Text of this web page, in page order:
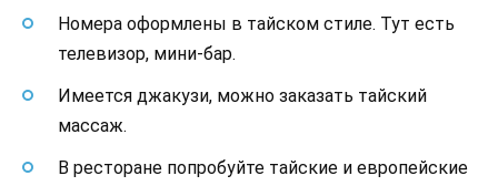
Номера оформлены в тайском стиле. Тут есть
телевизор, мини-бар.
Имеется джакузи, можно заказать тайский
массаж.
В ресторане попробуйте тайские и европейские